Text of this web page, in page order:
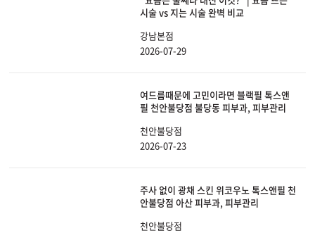
시술 vs 지는 시술 완벽 비교
강남본점
2026-07-29
여드름때문에 고민이라면 블랙필 톡스앤
필 천안불당점 불당동 피부과, 피부관리
천안불당점
2026-07-23
주사 없이 광채 스킨 위코우노 톡스앤필 천
안불당점 아산 피부과, 피부관리
천안불당점